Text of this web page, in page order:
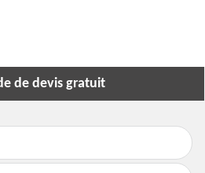
de devis gratuit